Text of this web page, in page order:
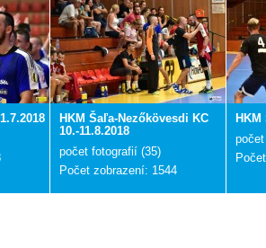
HKM Šaľa-Nezőkövesdi KC
10.-11.8.2018
počet fotografií (35)
Počet zobrazení: 1544
HKM